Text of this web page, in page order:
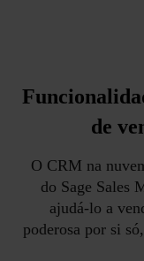
de
O CRM na
do Sage Sales
ajudá-lo a
poderosa por si